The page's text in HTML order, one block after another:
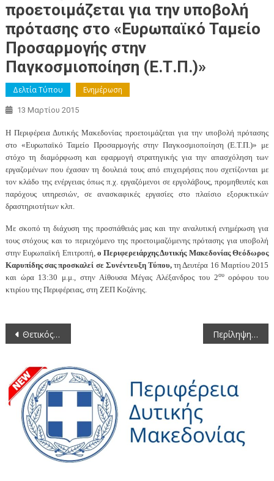
προετοιμάζεται για την υποβολή
πρότασης στο «Ευρωπαϊκό Ταμείο
Προσαρμογής στην
Παγκοσμιοποίηση (Ε.Τ.Π.)»
Δελτία Τύπου Ενημέρωση
13 Μαρτίου 2015
Η Περιφέρεια Δυτικής Μακεδονίας προετοιμάζεται για την υποβολή πρότασης
στο «Ευρωπαϊκό Ταμείο Προσαρμογής στην Παγκοσμιοποίηση (Ε.Τ.Π.)» με
στόχο τη διαμόρφωση και εφαρμογή στρατηγικής για την απασχόληση των
εργαζομένων που έχασαν τη δουλειά τους από επιχειρήσεις που σχετίζονται με
τον κλάδο της ενέργειας όπως π.χ. εργαζόμενοι σε εργολάβους, προμηθευτές και
παρόχους υπηρεσιών, σε ανασκαφικές εργασίες στο πλαίσιο εξορυκτικών
δραστηριοτήτων κλπ.
Με σκοπό τη διάχυση της προσπάθειάς μας και την αναλυτική ενημέρωση για
τους στόχους και το περιεχόμενο της προετοιμαζόμενης πρότασης για υποβολή
στην Ευρωπαϊκή Επιτροπή, ο Περιφερειάρχης Δυτικής Μακεδονίας Θεόδωρος
Καρυπίδης σας προσκαλεί σε Συνέντευξη Τύπου, τη Δευτέρα 16 Μαρτίου 2015
και ώρα 13:30 μ.μ., στην Αίθουσα Μέγας Αλέξανδρος του 2ουορόφου του
κτιρίου της Περιφέρειας, στη ΖΕΠ Κοζάνης.
Πλοήγηση
Θετικός Απολογισμός Από Τη Συμμετοχή Της Εταιρείας Τουρισμού Δυτικής Μακεδονίας Στην Έκθεση Τουρισμού Στο Βερολίνο Περίληψη Διακήρυξης Δημοπρασίας Της Πράξης: «Παράλληλα Έργα Αναδασμού Αγροκτήματος Γερμά Β΄ Φάση»